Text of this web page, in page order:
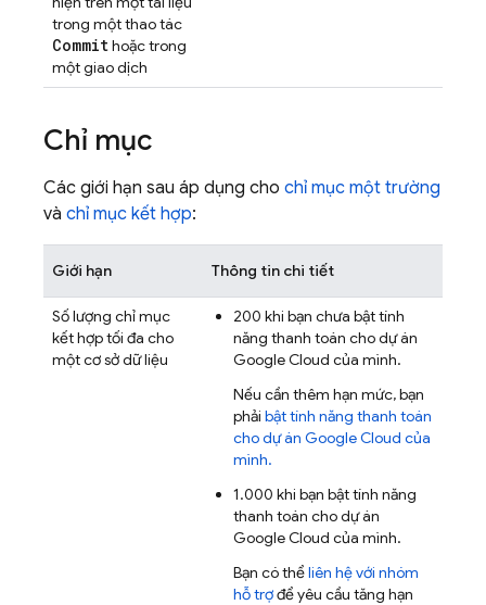
trong một thao tác
Commithoặc trong
một giao dịch
Chỉ mục
Các giới hạn sau áp dụng cho chỉ mục một trường
và chỉ mục kết hợp:
Giới hạn Thông tin chi tiết
Số lượng chỉ mục
kết hợp tối đa cho
một cơ sở dữ liệu
200 khi bạn chưa bật tính
năng thanh toán cho dự án
Google Cloud của mình.
Nếu cần thêm hạn mức, bạn
phải bật tính năng thanh toán
cho dự án Google Cloud của
mình.
1.000 khi bạn bật tính năng
thanh toán cho dự án
Google Cloud của mình.
Bạn có thểliên hệ với nhóm
hỗ trợđể yêu cầu tăng hạn